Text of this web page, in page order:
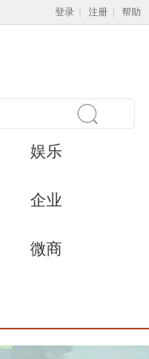
登录 注册 帮助
娱乐
企业
微商